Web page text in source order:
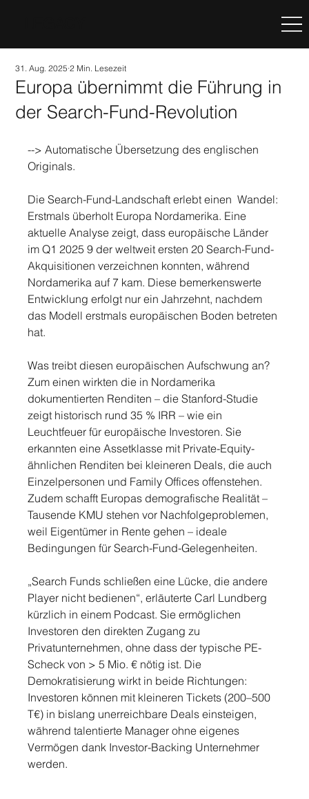
Europa übernimmt die Führung in
der Search-Fund-Revolution
31. Aug. 2025 2 Min. Lesezeit
--> Automatische Übersetzung des englischen
Originals.
Die Search-Fund-Landschaft erlebt einen  Wandel:
Erstmals überholt Europa Nordamerika. Eine
aktuelle Analyse zeigt, dass europäische Länder
im Q1 2025 9 der weltweit ersten 20 Search-Fund-
Akquisitionen verzeichnen konnten, während
Nordamerika auf 7 kam. Diese bemerkenswerte
Entwicklung erfolgt nur ein Jahrzehnt, nachdem
das Modell erstmals europäischen Boden betreten
hat.
Was treibt diesen europäischen Aufschwung an?
Zum einen wirkten die in Nordamerika
dokumentierten Renditen – die Stanford-Studie
zeigt historisch rund 35 % IRR – wie ein
Leuchtfeuer für europäische Investoren. Sie
erkannten eine Assetklasse mit Private-Equity-
ähnlichen Renditen bei kleineren Deals, die auch
Einzelpersonen und Family Offices offenstehen.
Zudem schafft Europas demografische Realität –
Tausende KMU stehen vor Nachfolgeproblemen,
weil Eigentümer in Rente gehen – ideale
Bedingungen für Search-Fund-Gelegenheiten.
„Search Funds schließen eine Lücke, die andere
Player nicht bedienen“, erläuterte Carl Lundberg
kürzlich in einem Podcast. Sie ermöglichen
Investoren den direkten Zugang zu
Privatunternehmen, ohne dass der typische PE-
Scheck von > 5 Mio. € nötig ist. Die
Demokratisierung wirkt in beide Richtungen:
Investoren können mit kleineren Tickets (200–500
T€) in bislang unerreichbare Deals einsteigen,
während talentierte Manager ohne eigenes
Vermögen dank Investor-Backing Unternehmer
werden.